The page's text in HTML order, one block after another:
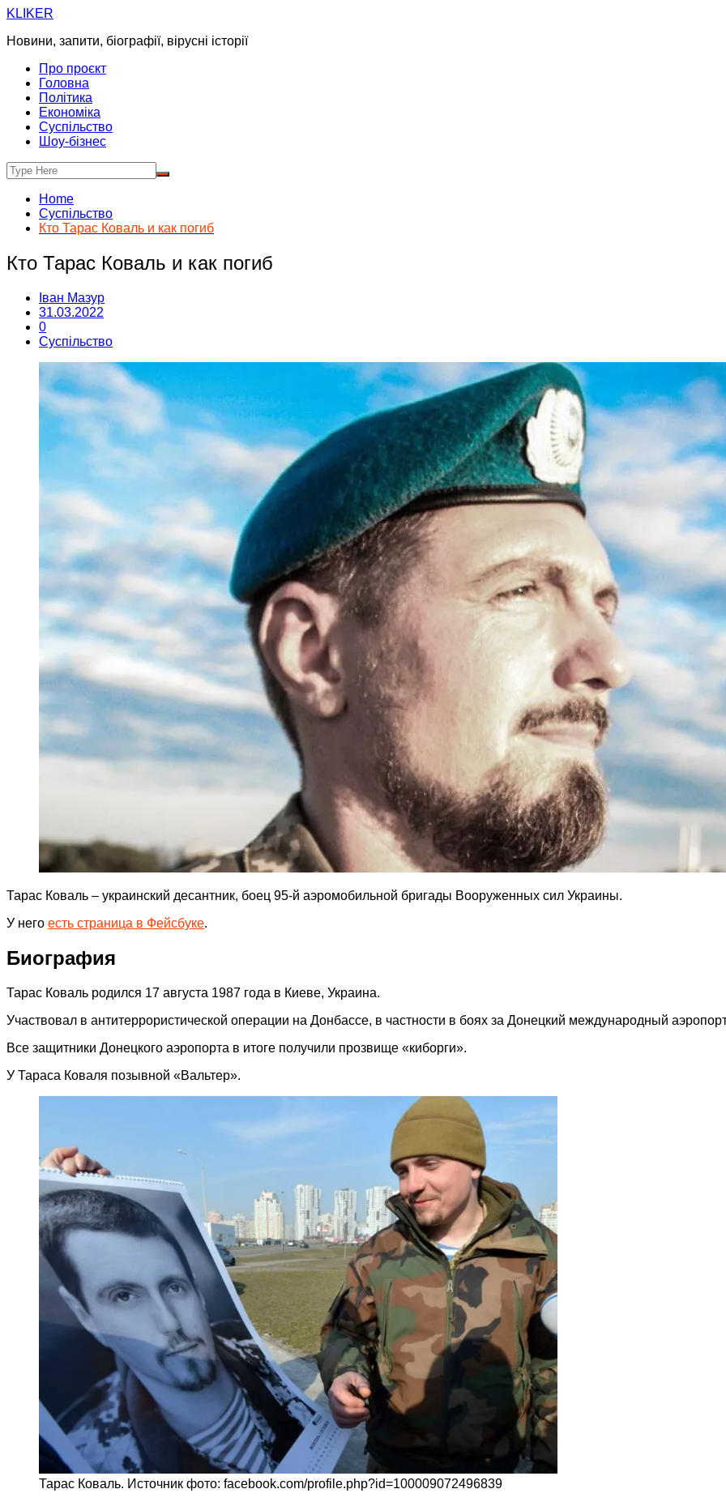
Skip
content
KLIKER
Новини, запити, біографії, вірусні історії
Про проєкт
Головна
Політика
Економіка
Суспільство
Шоу-бізнес
Home
Суспільство
Кто Тарас Коваль и как погиб
Кто Тарас Коваль и как погиб
Іван Мазур
31.03.2022
0
Суспільство
Тарас Коваль – украинский десантник, боец 95-й аэромобильной бригады Вооруженных сил Украины.
У него есть страница в Фейсбуке.
Биография
Тарас Коваль родился 17 августа 1987 года в Киеве, Украина.
Участвовал в антитеррористической операции на Донбассе, в частности в боях за Донецкий международный
Все защитники Донецкого аэропорта в итоге получили прозвище «киборги».
У Тараса Коваля позывной «Вальтер».
Тарас Коваль. Источник фото: facebook.com/profile.php?id=100009072496839